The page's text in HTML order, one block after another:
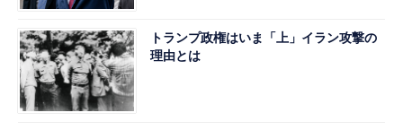
トランプ政権はいま「上」イラン攻撃の
理由とは